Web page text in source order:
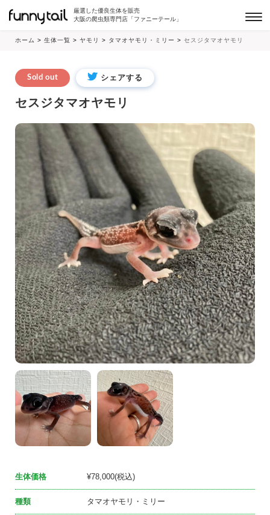
厳選した優良生体を販売
大阪の爬虫類専門店「ファニーテール」
ホーム > 生体一覧 > ヤモリ > タマオヤモリ・ミリー > セスジタマオヤモリ
Sold out シェアする
セスジタマオヤモリ
生体価格 ¥78,000(税込)
種類 タマオヤモリ・ミリー